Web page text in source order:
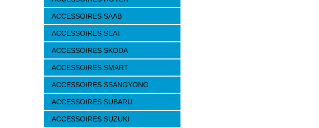
ACCESSOIRES SAAB
ACCESSOIRES SEAT
ACCESSOIRES SKODA
ACCESSOIRES SMART
ACCESSOIRES SSANGYONG
ACCESSOIRES SUBARU
ACCESSOIRES SUZUKI